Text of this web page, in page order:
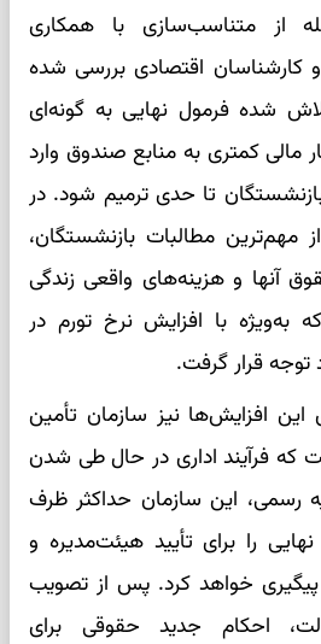
از متناسب‌سازی با همکاری
کارشناسان اقتصادی بررسی شده
شده فرمول نهایی به گونه‌ای
کمتری به منابع صندوق وارد
تا حدی ترمیم شود. در
مطالبات بازنشستگان،
آنها و هزینه‌های واقعی زندگی
با افزایش نرخ تورم در
توجه قرار گرفت.
افزایش‌ها نیز سازمان تأمین
که فرآیند اداری در حال طی شدن
رسمی، این سازمان حداکثر ظرف
را برای تأیید هیئت‌مدیره و
خواهد کرد. پس از تصویب
احکام جدید حقوقی برای